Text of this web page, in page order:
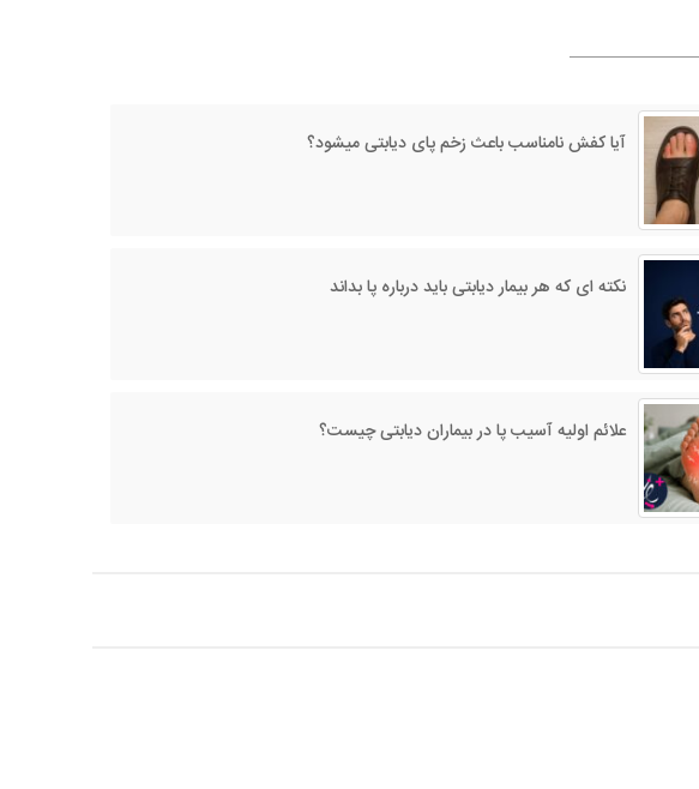
آیا کفش نامناسب باعث زخم پای دیابتی میشود؟
نکته‌ ای که هر بیمار دیابتی باید درباره پا بداند
علائم اولیه آسیب پا در بیماران دیابتی چیست؟